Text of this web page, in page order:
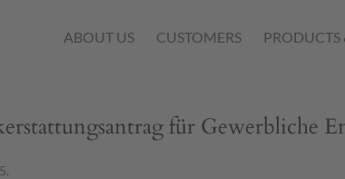
ABOUT US CUSTOMERS PRODUCTS
für Gewerbliche
.